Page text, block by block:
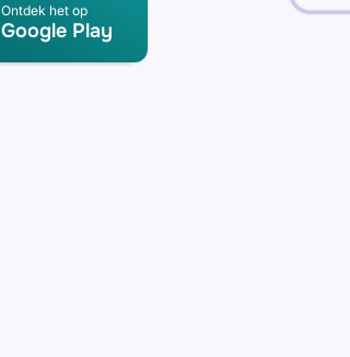
Ontdek het op
Google Play